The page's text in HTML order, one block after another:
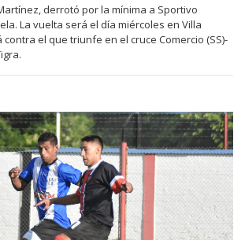
derrotó por la mínima a Sportivo
La vuelta será el día miércoles en Villa
contra el que triunfe en el cruce Comercio (SS)-